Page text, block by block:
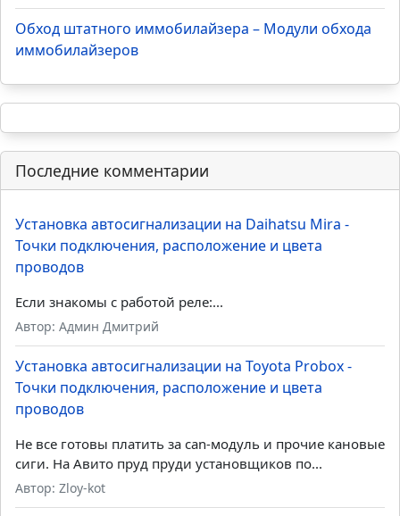
Обход штатного иммобилайзера – Модули обхода
иммобилайзеров
Последние комментарии
Установка автосигнализации на Daihatsu Mira -
Точки подключения, расположение и цвета
проводов
Если знакомы с работой реле:...
Автор: Админ Дмитрий
Установка автосигнализации на Toyota Probox -
Точки подключения, расположение и цвета
проводов
Не все готовы платить за can-модуль и прочие кановые
сиги. На Авито пруд пруди установщиков по...
Автор: Zloy-kot